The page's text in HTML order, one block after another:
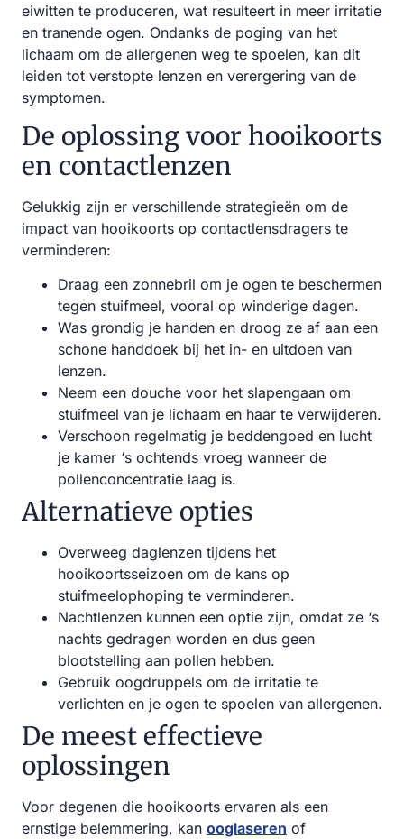
eiwitten te produceren, wat resulteert in meer irritatie
en tranende ogen. Ondanks de poging van het
lichaam om de allergenen weg te spoelen, kan dit
leiden tot verstopte lenzen en verergering van de
symptomen.
De oplossing voor hooikoorts
en contactlenzen
Gelukkig zijn er verschillende strategieën om de
impact van hooikoorts op contactlensdragers te
verminderen:
Draag een zonnebril om je ogen te beschermen
tegen stuifmeel, vooral op winderige dagen.
Was grondig je handen en droog ze af aan een
schone handdoek bij het in- en uitdoen van
lenzen.
Neem een douche voor het slapengaan om
stuifmeel van je lichaam en haar te verwijderen.
Verschoon regelmatig je beddengoed en lucht
je kamer ‘s ochtends vroeg wanneer de
pollenconcentratie laag is.
Alternatieve opties
Overweeg daglenzen tijdens het
hooikoortsseizoen om de kans op
stuifmeelophoping te verminderen.
Nachtlenzen kunnen een optie zijn, omdat ze ‘s
nachts gedragen worden en dus geen
blootstelling aan pollen hebben.
Gebruik oogdruppels om de irritatie te
verlichten en je ogen te spoelen van allergenen.
De meest effectieve
oplossingen
Voor degenen die hooikoorts ervaren als een
ernstige belemmering, kan ooglaseren of